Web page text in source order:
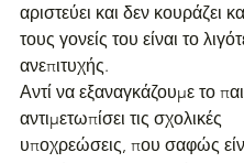
αριστεύει και δεν κουράζει
τους γονείς του είναι το
ανεπιτυχής.
Αντί να εξαναγκάζουμε το
αντιμετωπίσει τις σχολικές
υποχρεώσεις, που σαφώς